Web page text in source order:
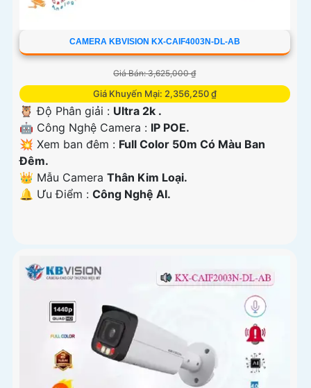
CAMERA KBVISION KX-CAIF4003N-DL-AB
Giá Bán: 3,625,000 ₫
Giá Khuyến Mại: 2,356,250 ₫
🦉 Độ Phân giải : Ultra 2k .
🤖️ Công Nghệ Camera : IP POE.
💥 Xem ban đêm : Full Color 50m Có Màu Ban
Đêm.
👑 Mẫu Camera Thân Kim Loại.
️🔔 Ưu Điểm : Công Nghệ AI.